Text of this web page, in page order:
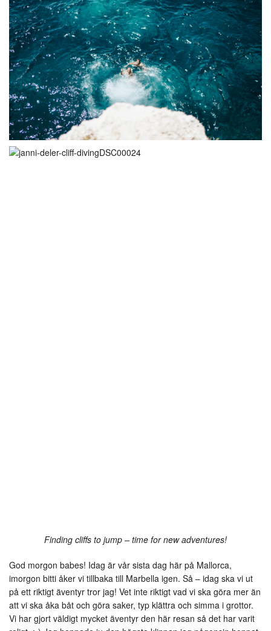
Finding cliffs to jump – time for new adventures!
God morgon babes! Idag är vår sista dag här på Mallorca,
imorgon bitti åker vi tillbaka till Marbella igen. Så – idag ska vi ut
på ett riktigt äventyr tror jag! Vet inte riktigt vad vi ska göra mer än
att vi ska åka båt och göra saker, typ klättra och simma i grottor.
Vi har gjort väldigt mycket äventyr den här resan så det har varit